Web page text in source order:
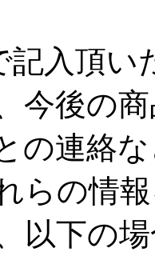
記入頂い
今後の
の連絡
らの情
以下の